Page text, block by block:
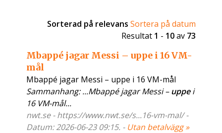
Sorterad på relevans Sortera på datum
Resultat 1 - 10av 73
Mbappé jagar Messi – uppe i 16 VM-
mål
Mbappé jagar Messi – uppe i 16 VM-mål
Sammanhang: ...Mbappé jagar Messi –uppei
16 VM-mål...
nwt.se - https://www.nwt.se/s...16-vm-mal/ -
Datum: 2026-06-23 09:15. - Utan betalvägg »